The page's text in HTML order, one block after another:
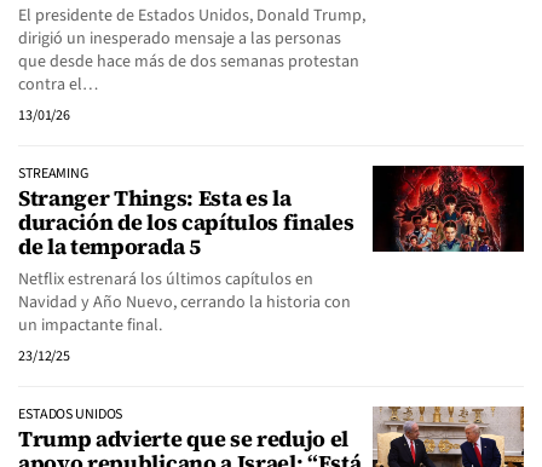
El presidente de Estados Unidos, Donald Trump,
dirigió un inesperado mensaje a las personas
que desde hace más de dos semanas protestan
contra el…
13/01/26
STREAMING
Stranger Things: Esta es la
duración de los capítulos finales
de la temporada 5
Netflix estrenará los últimos capítulos en
Navidad y Año Nuevo, cerrando la historia con
un impactante final.
23/12/25
ESTADOS UNIDOS
Trump advierte que se redujo el